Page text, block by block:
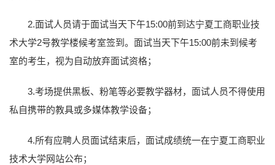
2.面试人员请于面试当天下午15:00前到达宁夏工商职业技
术大学2号教学楼候考室签到。面试当天下午15:00前未到候考
室的考生，视为自动放弃面试资格；
3.考场提供黑板、粉笔等必要教学器材，面试人员不得使用
私自携带的教具或多媒体教学设备；
4.所有应聘人员面试结束后，面试成绩统一在宁夏工商职业
技术大学网站公布；